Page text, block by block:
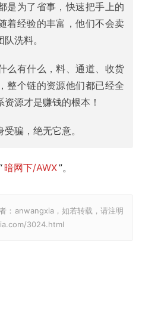
是为了省事，快速把手上的
着经验的丰富，他们不会卖
洗料。
么有什么，料、通道、收货
整个链的资源他们都已经全
源才是赚钱的根本！
骗，绝无它意。
暗网下/AWX”。
：anwangxia，如若转载，请注明
3024.html